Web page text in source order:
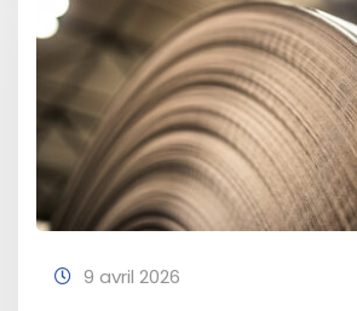
9 avril 2026